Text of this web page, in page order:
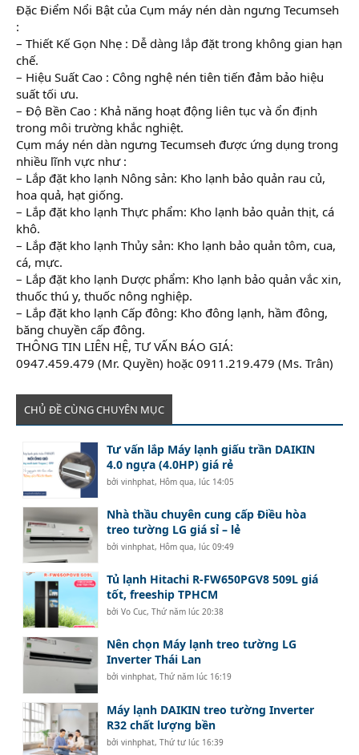
Đặc Điểm Nổi Bật của Cụm máy nén dàn ngưng Tecumseh
:
– Thiết Kế Gọn Nhẹ : Dễ dàng lắp đặt trong không gian hạn
chế.
– Hiệu Suất Cao : Công nghệ nén tiên tiến đảm bảo hiệu
suất tối ưu.
– Độ Bền Cao : Khả năng hoạt động liên tục và ổn định
trong môi trường khắc nghiệt.
Cụm máy nén dàn ngưng Tecumseh được ứng dụng trong
nhiều lĩnh vực như :
– Lắp đặt kho lạnh Nông sản: Kho lạnh bảo quản rau củ,
hoa quả, hạt giống.
– Lắp đặt kho lạnh Thực phẩm: Kho lạnh bảo quản thịt, cá
khô.
– Lắp đặt kho lạnh Thủy sản: Kho lạnh bảo quản tôm, cua,
cá, mực.
– Lắp đặt kho lạnh Dược phẩm: Kho lạnh bảo quản vắc xin,
thuốc thú y, thuốc nông nghiệp.
– Lắp đặt kho lạnh Cấp đông: Kho đông lạnh, hầm đông,
băng chuyền cấp đông.
THÔNG TIN LIÊN HỆ, TƯ VẤN BÁO GIÁ:
0947.459.479 (Mr. Quyền) hoặc 0911.219.479 (Ms. Trân)
CHỦ ĐỀ CÙNG CHUYÊN MỤC
Tư vấn lắp Máy lạnh giấu trần DAIKIN
4.0 ngựa (4.0HP) giá rẻ
bởivinhphat, Hôm qua, lúc 14:05
Nhà thầu chuyên cung cấp Điều hòa
treo tường LG giá sỉ – lẻ
bởivinhphat, Hôm qua, lúc 09:49
Tủ lạnh Hitachi R-FW650PGV8 509L giá
tốt, freeship TPHCM
bởiVo Cuc,Thứ năm lúc 20:38
Nên chọn Máy lạnh treo tường LG
Inverter Thái Lan
bởivinhphat,Thứ năm lúc 16:19
Máy lạnh DAIKIN treo tường Inverter
R32 chất lượng bền
bởivinhphat,Thứ tư lúc 16:39